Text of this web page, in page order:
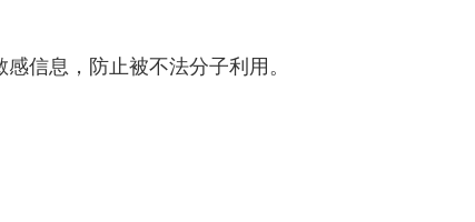
信息，防止被不法分子利用。